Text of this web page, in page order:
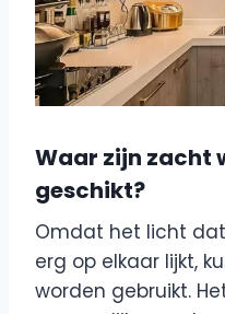
Waar zijn zacht
geschikt?
Omdat het licht
erg op elkaar lijkt,
worden gebruikt.